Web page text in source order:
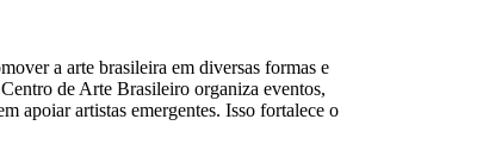
a arte brasileira em diversas formas e
de Arte Brasileiro organiza eventos,
apoiar artistas emergentes. Isso fortalece o